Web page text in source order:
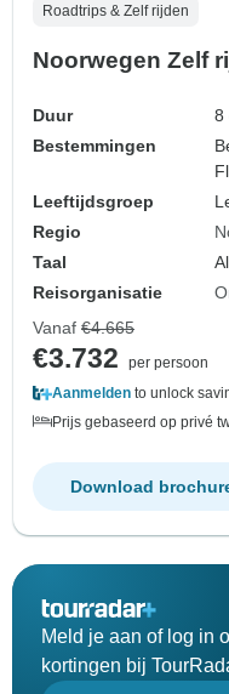
Roadtrips & Zelf rijden
Noorwegen Zelf
Duur
8
Bestemmingen
Leeftijdsgroep
Regio
Taal
Reisorganisatie
Vanaf €4.665
€3.732
per persoon
Aanmelden to unlock
Prijs gebaseerd op privé
Download
Meld je aan of log in
kortingen bij